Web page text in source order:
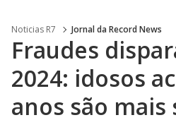
Noticias R7 Jornal da Record News
Fraudes
2024: idosos
anos são mais